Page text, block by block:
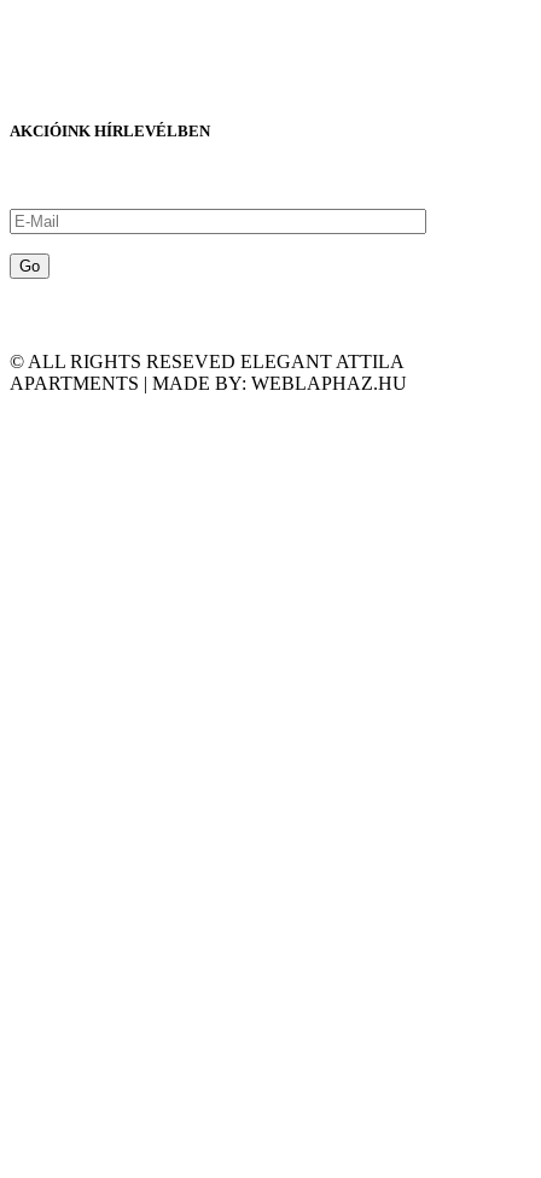
AKCIÓINK HÍRLEVÉLBEN
© ALL RIGHTS RESEVED ELEGANT ATTILA
APARTMENTS | MADE BY: WEBLAPHAZ.HU